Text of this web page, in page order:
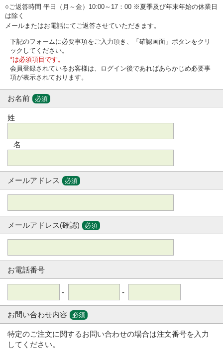
○ご返答時間 平日（月～金）10:00～17：00 ※夏季及び年末年始の休業日
は除く
メールまたはお電話にてご返答させていただきます。
下記のフォームに必要事項をご入力頂き、「確認画面」ボタンをクリ
ックしてください。
*は必須項目です。
会員登録されているお客様は、ログイン後であればあらかじめ必要事
項が表示されております。
お名前 必須
姓
名
メールアドレス 必須
メールアドレス(確認) 必須
お電話番号
- -
お問い合わせ内容 必須
特定のご注文に関するお問い合わせの場合は注文番号を入力
してください。